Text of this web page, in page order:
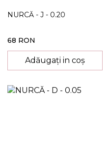
NURCĂ - J - 0.20
68 RON
Adăugați in coș